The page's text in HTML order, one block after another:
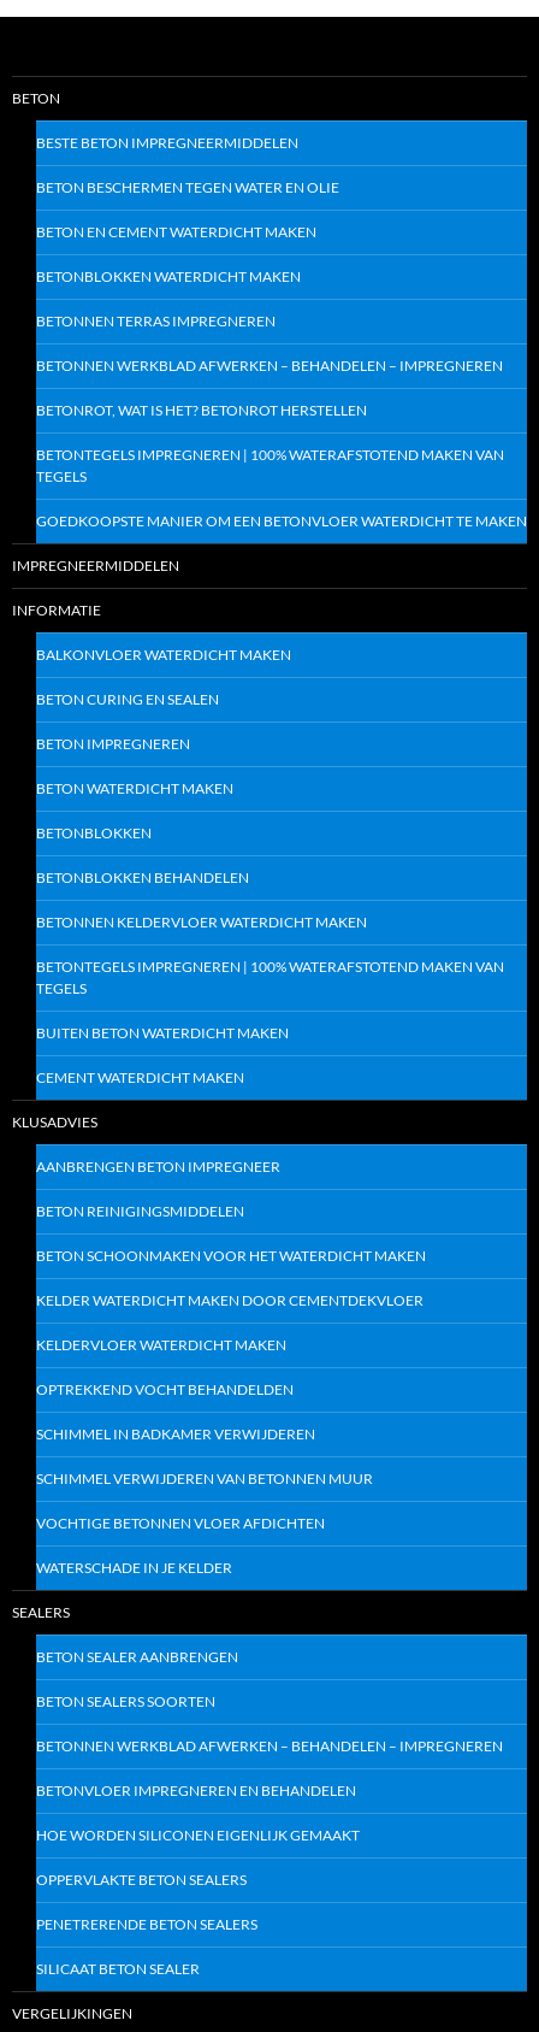
BETON
BESTE BETON IMPREGNEERMIDDELEN
BETON BESCHERMEN TEGEN WATER EN OLIE
BETON EN CEMENT WATERDICHT MAKEN
BETONBLOKKEN WATERDICHT MAKEN
BETONNEN TERRAS IMPREGNEREN
BETONNEN WERKBLAD AFWERKEN – BEHANDELEN – IMPREGNEREN
BETONROT, WAT IS HET? BETONROT HERSTELLEN
BETONTEGELS IMPREGNEREN | 100% WATERAFSTOTEND MAKEN VAN
TEGELS
GOEDKOOPSTE MANIER OM EEN BETONVLOER WATERDICHT TE MAKEN
IMPREGNEERMIDDELEN
INFORMATIE
BALKONVLOER WATERDICHT MAKEN
BETON CURING EN SEALEN
BETON IMPREGNEREN
BETON WATERDICHT MAKEN
BETONBLOKKEN
BETONBLOKKEN BEHANDELEN
BETONNEN KELDERVLOER WATERDICHT MAKEN
BETONTEGELS IMPREGNEREN | 100% WATERAFSTOTEND MAKEN VAN
TEGELS
BUITEN BETON WATERDICHT MAKEN
CEMENT WATERDICHT MAKEN
KLUSADVIES
AANBRENGEN BETON IMPREGNEER
BETON REINIGINGSMIDDELEN
BETON SCHOONMAKEN VOOR HET WATERDICHT MAKEN
KELDER WATERDICHT MAKEN DOOR CEMENTDEKVLOER
KELDERVLOER WATERDICHT MAKEN
OPTREKKEND VOCHT BEHANDELDEN
SCHIMMEL IN BADKAMER VERWIJDEREN
SCHIMMEL VERWIJDEREN VAN BETONNEN MUUR
VOCHTIGE BETONNEN VLOER AFDICHTEN
WATERSCHADE IN JE KELDER
SEALERS
BETON SEALER AANBRENGEN
BETON SEALERS SOORTEN
BETONNEN WERKBLAD AFWERKEN – BEHANDELEN – IMPREGNEREN
BETONVLOER IMPREGNEREN EN BEHANDELEN
HOE WORDEN SILICONEN EIGENLIJK GEMAAKT
OPPERVLAKTE BETON SEALERS
PENETRERENDE BETON SEALERS
SILICAAT BETON SEALER
VERGELIJKINGEN